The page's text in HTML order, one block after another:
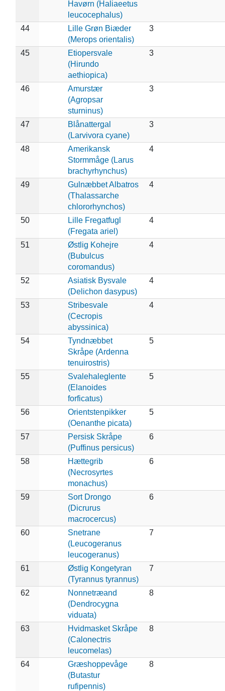
Havørn (Haliaeetus
leucocephalus)
44
Lille Grøn Biæder
(Merops orientalis)
3
45
Etiopersvale
(Hirundo
aethiopica)
3
46
Amurstær
(Agropsar
sturninus)
3
47
Blånattergal
(Larvivora cyane)
3
48
Amerikansk
Stormmåge (Larus
brachyrhynchus)
4
49
Gulnæbbet Albatros
(Thalassarche
chlororhynchos)
4
50
Lille Fregatfugl
(Fregata ariel)
4
51
Østlig Kohejre
(Bubulcus
coromandus)
4
52
Asiatisk Bysvale
(Delichon dasypus)
4
53
Stribesvale
(Cecropis
abyssinica)
4
54
Tyndnæbbet
Skråpe (Ardenna
tenuirostris)
5
55
Svalehaleglente
(Elanoides
forficatus)
5
56
Orientstenpikker
(Oenanthe picata)
5
57
Persisk Skråpe
(Puffinus persicus)
6
58
Hættegrib
(Necrosyrtes
monachus)
6
59
Sort Drongo
(Dicrurus
macrocercus)
6
60
Snetrane
(Leucogeranus
leucogeranus)
7
61
Østlig Kongetyran
(Tyrannus tyrannus)
7
62
Nonnetræand
(Dendrocygna
viduata)
8
63
Hvidmasket Skråpe
(Calonectris
leucomelas)
8
64
Græshoppevåge
(Butastur
rufipennis)
8